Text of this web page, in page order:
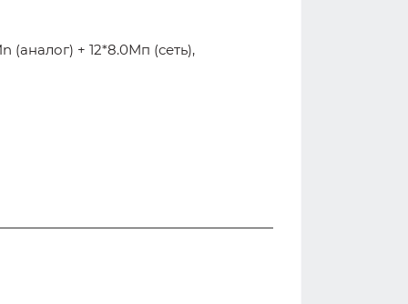
(аналог) + 12*8.0Мп (сеть),